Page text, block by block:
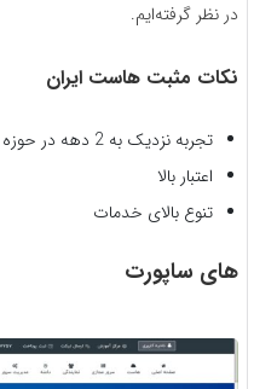
در نظر گرفته‌ایم.
نکات مثبت هاست ایران
تجربه نزدیک به 2 دهه در حوزه فعالیت
اعتبار بالا
تنوع بالای خدمات
های ساپورت